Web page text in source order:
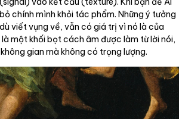
chính mình khỏi tác phẩm. Những ý tưởng
viết vụng về, vẫn có giá trị vì nó là của
là một khối bọt cách âm được làm từ lời nói,
gian mà không có trọng lượng.